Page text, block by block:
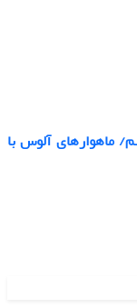
ماهوارهای آلوس با